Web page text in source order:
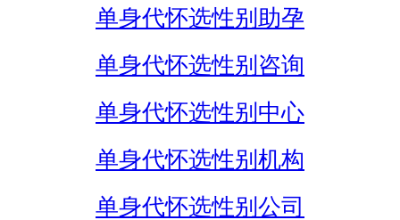
单身代怀选性别助孕
单身代怀选性别咨询
单身代怀选性别中心
单身代怀选性别机构
单身代怀选性别公司